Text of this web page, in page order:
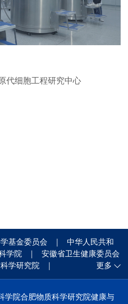
代细胞工程研究中心
基金委员会
中华人民共和
学院
安徽省卫生健康委员会
学研究院 更多
学院合肥物质科学研究院健康与